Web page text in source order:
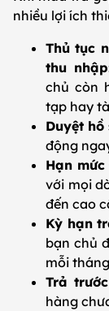
nhiều lợi ích
Thủ tục
thu nhập
chủ còn
tạp hay
Duyệt
động
Hạn
với mọi
đến cao
Kỳ hạn
bạn chủ
mỗi tháng
Trả
hàng